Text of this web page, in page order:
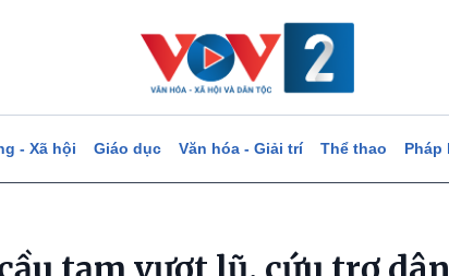
- Xã hội Giáo dục Văn hóa - Giải trí Thể thao Pháp